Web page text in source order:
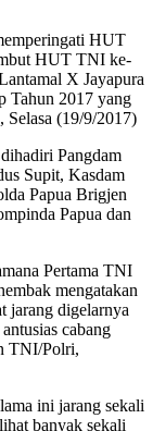
HUT
HUT TNI ke-
X Jayapura
Tahun 2017 yang
Selasa (19/9/2017)
Pangdam
Supit, Kasdam
Papua Brigjen
Papua dan
Pertama TNI
mengatakan
jarang digelarnya
cabang
TNI/Polri,
ini jarang sekali
banyak sekali